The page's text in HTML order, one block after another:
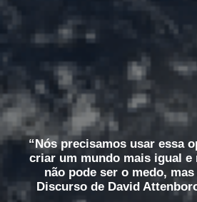
“Nós precisamos usar essa
criar um mundo mais igual e
não pode ser o medo, mas
Discurso de David